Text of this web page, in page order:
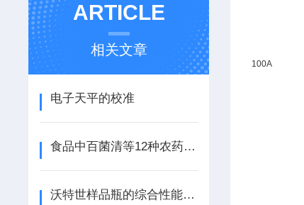
ARTICLE
相关文章
电子天平的校准
食品中百菌清等12种农药Z大残留*
沃特世样品瓶的综合性能和使用说明
100A